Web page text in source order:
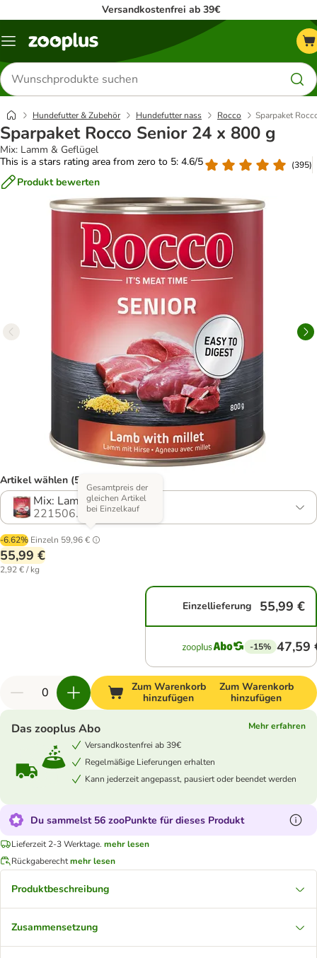
Versandkostenfrei ab 39€
Menü
Produkte
suchen
Hundefutter & Zubehör Hundefutter nass Rocco Sparpaket
Sparpaket Rocco Senior 24 x 800 g
Mix: Lamm & Geflügel
This is a stars rating area from zero to 5: 4.6/5
(395)
Produkt bewerten
Artikel wählen (5 Varianten)
Mix: Lamm & Geflügel
221506.2
-6.62% Einzeln 59,96 €
Gesamtpreis der
gleichen Artikel
bei Einzelkauf
55,99 €
2,92 € / kg
Einzellieferung 55,99 €
-15% 47,59
Zum Warenkorb
hinzufügen
Zum Warenkorb
hinzufügen
Das zooplus Abo
Mehr erfahren
Versandkostenfrei ab 39€
Regelmäßige Lieferungen erhalten
Kann jederzeit angepasst, pausiert oder beendet werden
Du sammelst 56 zooPunkte für dieses Produkt
Lieferzeit 2-3 Werktage. mehr lesen
Rückgaberechtmehr lesen
Produktbeschreibung
Zusammensetzung